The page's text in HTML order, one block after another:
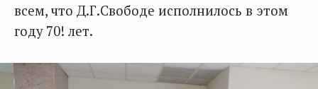
всем, что Д.Г.Свободе исполнилось в этом
году 70! лет.